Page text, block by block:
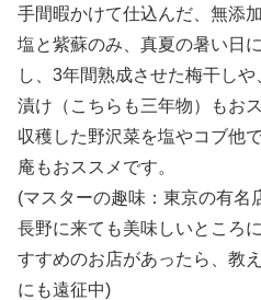
手間暇かけて仕込んだ、無添
塩と紫蘇のみ、真夏の暑い日
し、3年間熟成させた梅干し
漬け（こちらも三年物）もお
収穫した野沢菜を塩やコブ他
庵もおススメです。
(マスターの趣味：東京の有名
長野に来ても美味しいところ
すすめのお店があったら、教
にも遠征中)